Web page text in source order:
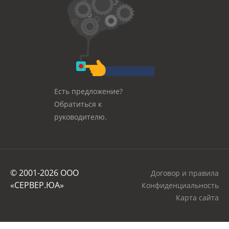
оговоренный срок.
Есть предложение?
Обратиться к
руководителю.
© 2001-2026 OOO
«СЕРВЕР.ЮА»
Договор и правила
Конфиденциальность
Карта сайта